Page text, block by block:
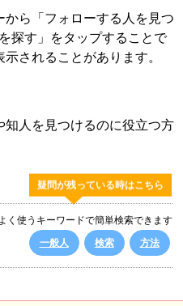
ら「フォローする人を見つ
探す」をタップすることで
されることがあります。
人を見つけるのに役立つ方
疑問が残っている時はこちら
く使うキーワードで簡単検索できます
一般人
検索 方法